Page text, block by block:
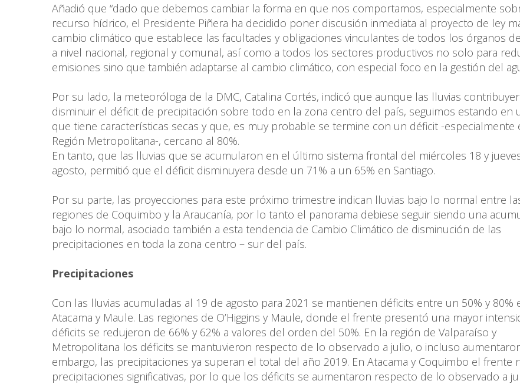
Añadió que “dado que debemos cambiar la forma en que nos comportamos, especialmente
recurso hídrico, el Presidente Piñera ha decidido poner discusión inmediata al proyecto de ley
cambio climático que establece las facultades y obligaciones vinculantes de todos los órganos
a nivel nacional, regional y comunal, así como a todos los sectores productivos no solo para
emisiones sino que también adaptarse al cambio climático, con especial foco en la gestión del
Por su lado, la meteoróloga de la DMC, Catalina Cortés, indicó que aunque las lluvias
disminuir el déficit de precipitación sobre todo en la zona centro del país, seguimos estando en
que tiene características secas y que, es muy probable se termine con un déficit -especialmente
Región Metropolitana-, cercano al 80%.
En tanto, que las lluvias que se acumularon en el último sistema frontal del miércoles 18 y
agosto, permitió que el déficit disminuyera desde un 71% a un 65% en Santiago.
Por su parte, las proyecciones para este próximo trimestre indican lluvias bajo lo normal entre
regiones de Coquimbo y la Araucanía, por lo tanto el panorama debiese seguir siendo una
bajo lo normal, asociado también a esta tendencia de Cambio Climático de disminución de las
precipitaciones en toda la zona centro – sur del país.
Precipitaciones
Con las lluvias acumuladas al 19 de agosto para 2021 se mantienen déficits entre un 50% y 80%
Atacama y Maule. Las regiones de O’Higgins y Maule, donde el frente presentó una mayor
déficits se redujeron de 66% y 62% a valores del orden del 50%. En la región de Valparaíso y
Metropolitana los déficits se mantuvieron respecto de lo observado a julio, o incluso
embargo, las precipitaciones ya superan el total del año 2019. En Atacama y Coquimbo el frente
precipitaciones significativas, por lo que los déficits se aumentaron respecto de lo observado a